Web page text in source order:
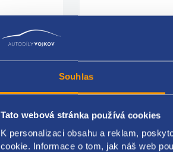
Souhlas
Tato webová stránka používá cookies
K personalizaci obsahu a reklam,
cookie. Informace o tom, jak náš web
přední tlumič